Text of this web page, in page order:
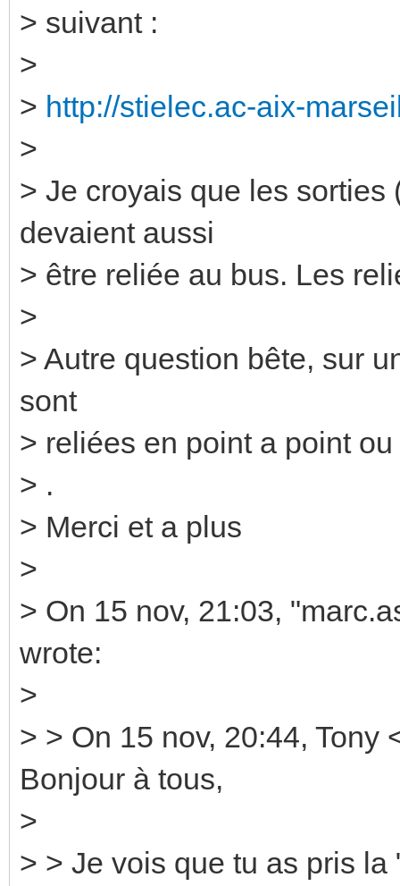
> suivant :
>
> http://stielec.ac-aix-
>
> Je croyais que les
devaient aussi
> être reliée au bus. Les
>
> Autre question bête, sur
sont
> reliées en point a point
> .
> Merci et a plus
>
> On 15 nov, 21:03,
wrote:
>
> > On 15 nov, 20:44, Tony
Bonjour à tous,
>
> > Je vois que tu as pris